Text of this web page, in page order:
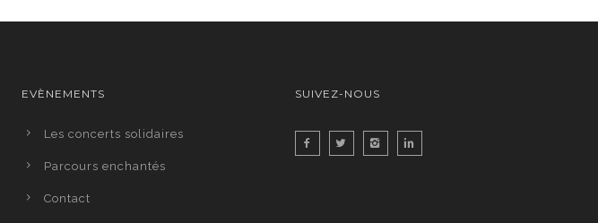
EVÈNEMENTS
Les concerts solidaires
Parcours enchantés
Contact
SUIVEZ-NOUS